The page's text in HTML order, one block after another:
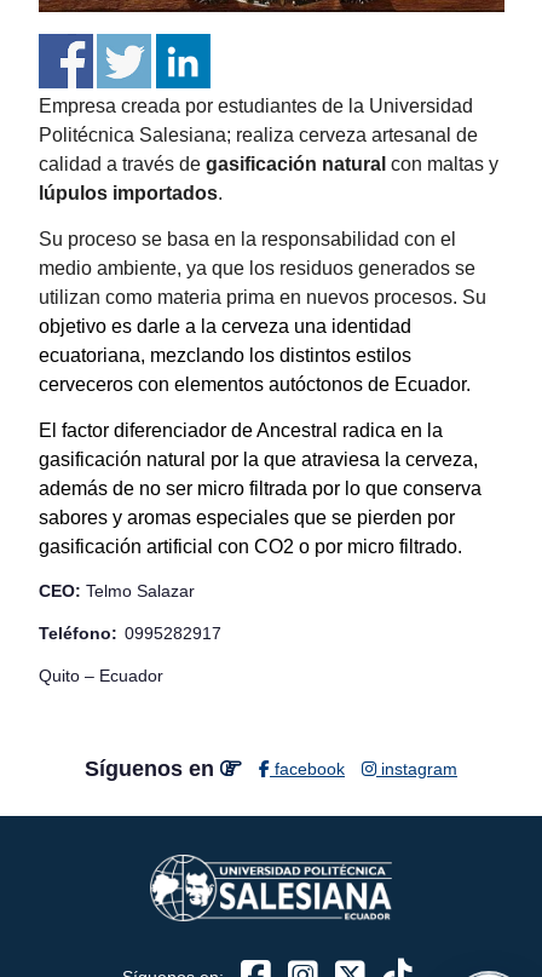
Empresa creada por estudiantes de la Universidad
Politécnica Salesiana; realiza cerveza artesanal de
calidad a través de gasificación natural con maltas y
lúpulos importados.
Su proceso se basa en la responsabilidad con el
medio ambiente, ya que los residuos generados se
utilizan como materia prima en nuevos procesos. Su
objetivo es darle a la cerveza una identidad
ecuatoriana, mezclando los distintos estilos
cerveceros con elementos autóctonos de Ecuador.
El factor diferenciador de Ancestral radica en la
gasificación natural por la que atraviesa la cerveza,
además de no ser micro filtrada por lo que conserva
sabores y aromas especiales que se pierden por
gasificación artificial con CO2 o por micro filtrado.
CEO: Telmo Salazar
Teléfono: 0995282917
Quito – Ecuador
Síguenos en facebook instagram
ASISTENTE UPS
UPIBOT
Hola, puedo ayudarte a buscar información publicada
en este sitio.